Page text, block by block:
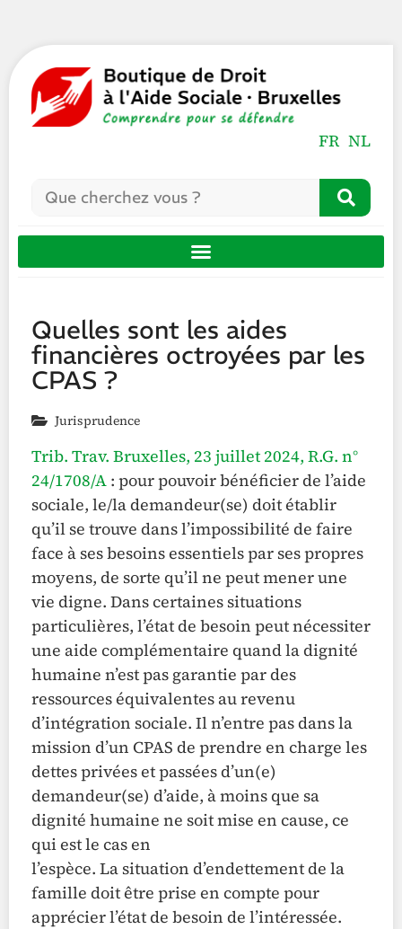
FR NL
Quelles sont les aides
financières octroyées par les
CPAS ?
Jurisprudence
Trib. Trav. Bruxelles, 23 juillet 2024, R.G. n°
24/1708/A : pour pouvoir bénéficier de l’aide
sociale, le/la demandeur(se) doit établir
qu’il se trouve dans l’impossibilité de faire
face à ses besoins essentiels par ses propres
moyens, de sorte qu’il ne peut mener une
vie digne. Dans certaines situations
particulières, l’état de besoin peut nécessiter
une aide complémentaire quand la dignité
humaine n’est pas garantie par des
ressources équivalentes au revenu
d’intégration sociale. Il n’entre pas dans la
mission d’un CPAS de prendre en charge les
dettes privées et passées d’un(e)
demandeur(se) d’aide, à moins que sa
dignité humaine ne soit mise en cause, ce
qui est le cas en
l’espèce. La situation d’endettement de la
famille doit être prise en compte pour
apprécier l’état de besoin de l’intéressée.